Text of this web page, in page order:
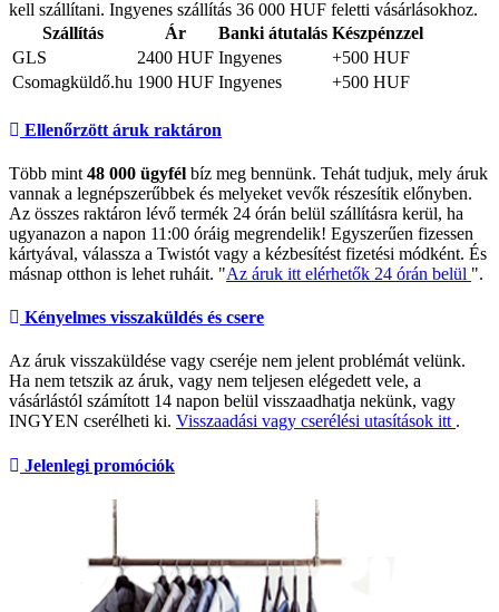
kell szállítani. Ingyenes szállítás 36 000 HUF feletti vásárlásokhoz.
Szállítás
Ár Banki átutalás Készpénzzel
GLS
2400 HUF Ingyenes
+500 HUF
Csomagküldő.hu 1900 HUF Ingyenes +500 HUF
Ellenőrzött áruk raktáron
Több mint 48 000 ügyfél bíz meg bennünk. Tehát tudjuk, mely áruk
vannak a legnépszerűbbek és melyeket vevők részesítik előnyben.
Az összes raktáron lévő termék 24 órán belül szállításra kerül, ha
ugyanazon a napon 11:00 óráig megrendelik! Egyszerűen fizessen
kártyával, válassza a Twistót vagy a kézbesítést fizetési módként. És
másnap otthon is lehet ruháit. "Az áruk itt elérhetők 24 órán belül ".
Kényelmes visszaküldés és csere
Az áruk visszaküldése vagy cseréje nem jelent problémát velünk.
Ha nem tetszik az áruk, vagy nem teljesen elégedett vele, a
vásárlástól számított 14 napon belül visszaadhatja nekünk, vagy
INGYEN cserélheti ki. Visszaadási vagy cserélési utasítások itt .
Jelenlegi promóciók